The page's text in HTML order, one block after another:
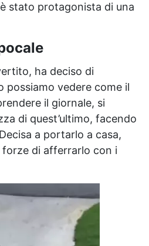
stato protagonista di una
ha deciso di
possiamo vedere come il
il giornale, si
di quest’ultimo, facendo
a portarlo a casa,
di afferrarlo con i